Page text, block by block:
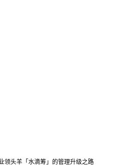
领头羊「水滴筹」的管理升级之路